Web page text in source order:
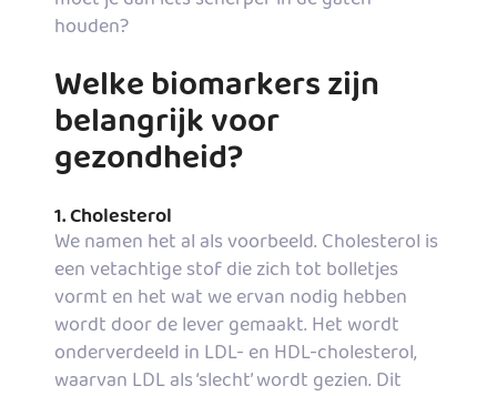
houden?
Welke biomarkers zijn
belangrijk voor
gezondheid?
1. Cholesterol
We namen het al als voorbeeld. Cholesterol is
een vetachtige stof die zich tot bolletjes
vormt en het wat we ervan nodig hebben
wordt door de lever gemaakt. Het wordt
onderverdeeld in LDL- en HDL-cholesterol,
waarvan LDL als ‘slecht’ wordt gezien. Dit